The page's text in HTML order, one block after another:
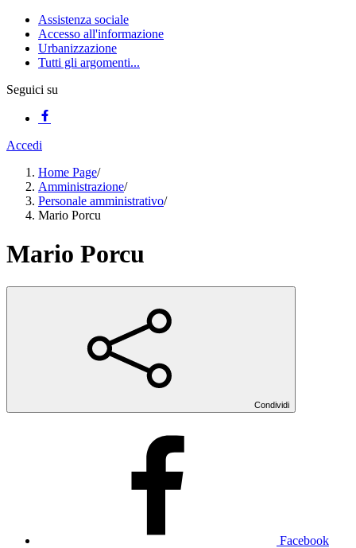
Assistenza sociale
Accesso all'informazione
Urbanizzazione
Tutti gli argomenti...
Seguici su
Accedi
Home Page/
Amministrazione/
Personale amministrativo/
Mario Porcu
Mario Porcu
Condividi
Facebook